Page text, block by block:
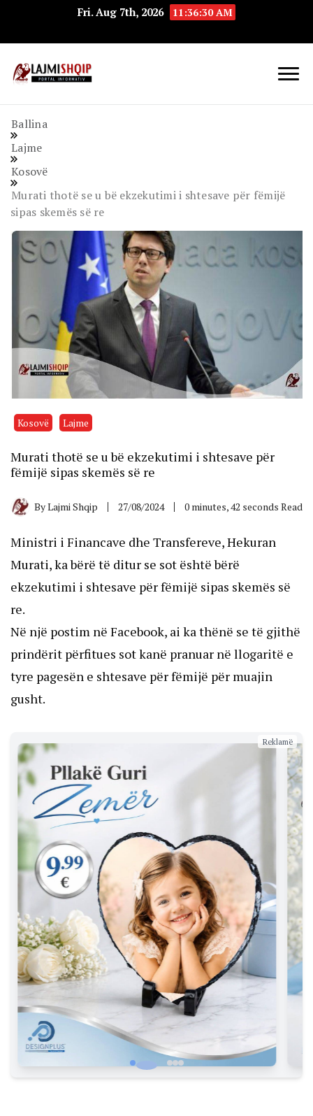
Fri. Aug 7th, 2026 11:36:31 AM
Ballina
Lajme
Kosovë
Murati thotë se u bë ekzekutimi i shtesave për fëmijë
sipas skemës së re
Kosovë Lajme
Murati thotë se u bë ekzekutimi i shtesave për
fëmijë sipas skemës së re
ByLajmi Shqip 27/08/2024 0 minutes, 42 seconds Read
Ministri i Financave dhe Transfereve, Hekuran
Murati, ka bërë të ditur se sot është bërë
ekzekutimi i shtesave për fëmijë sipas skemës së
re.
Në një postim në Facebook, ai ka thënë se të gjithë
prindërit përfitues sot kanë pranuar në llogaritë e
tyre pagesën e shtesave për fëmijë për muajin
gusht.
Reklamë